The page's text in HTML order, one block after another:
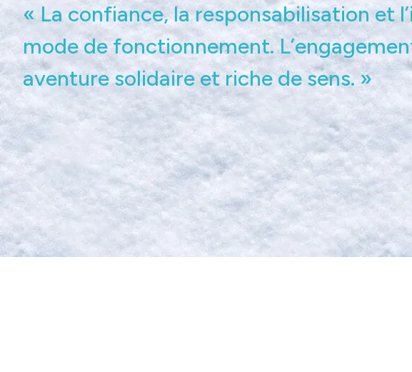
« La confiance, la responsabilisation et
mode de fonctionnement.
aventure solidaire et riche de sens. »